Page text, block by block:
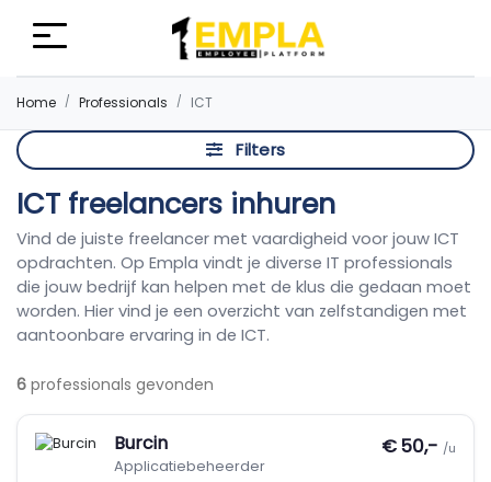
Home Professionals ICT
Filters
ICT freelancers inhuren
Vind de juiste freelancer met vaardigheid voor jouw ICT
opdrachten. Op Empla vindt je diverse IT professionals
die jouw bedrijf kan helpen met de klus die gedaan moet
worden. Hier vind je een overzicht van zelfstandigen met
aantoonbare ervaring in de ICT.
6 professionals gevonden
Burcin
Applicatiebeheerder
€ 50,- /u